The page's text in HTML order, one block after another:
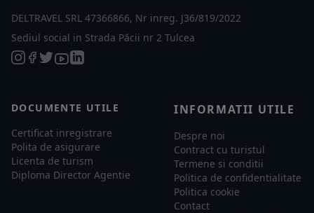
DELTRAVEL SRL 47366866, Nr inreg. J36/819/2022
Sediul social in Strada Păcii nr 2 Tulcea
DOCUMENTE UTILE
Certificat inregistrare
Polita de asigurare
Licenta de turism
Diploma Director Agentie
INFORMATII UTILE
Despre noi
Contract cu turistul
Termene si conditii
Politica de confidentialitate
Politica cookie
Contact